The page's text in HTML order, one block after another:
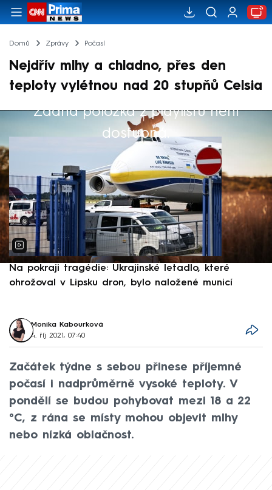
Domů Zprávy Počasí
Nejdřív mlhy a chladno, přes den
teploty vylétnou nad 20 stupňů Celsia
Žádná položka z playlistu není
dostupná.
Výběr redakce
Na pokraji tragédie: Ukrajinské letadlo, které
ohrožoval v Lipsku dron, bylo naložené municí
Monika Kabourková
4. říj 2021, 07:40
Začátek týdne s sebou přinese příjemné
počasí i nadprůměrně vysoké teploty. V
pondělí se budou pohybovat mezi 18 a 22
°C, z rána se místy mohou objevit mlhy
nebo nízká oblačnost.